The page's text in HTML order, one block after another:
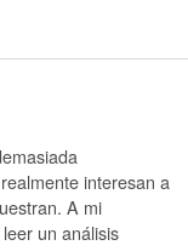
interesan a
A mi
un análisis